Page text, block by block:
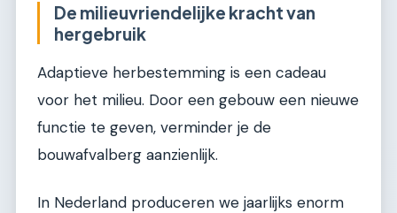
De milieuvriendelijke kracht van
hergebruik
Adaptieve herbestemming is een cadeau
voor het milieu. Door een gebouw een nieuwe
functie te geven, verminder je de
bouwafvalberg aanzienlijk.
In Nederland produceren we jaarlijks enorm